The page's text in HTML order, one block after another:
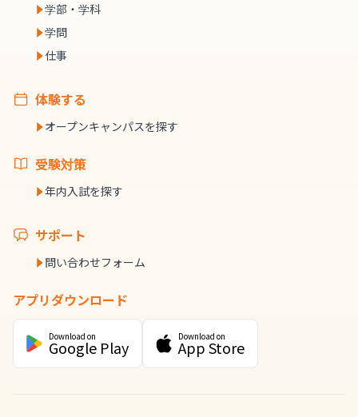
学部・学科
学問
仕事
体験する
オープンキャンパスを探す
受験対策
年内入試を探す
サポート
問い合わせフォーム
アプリダウンロード
Download on
Google Play
Download on
App Store